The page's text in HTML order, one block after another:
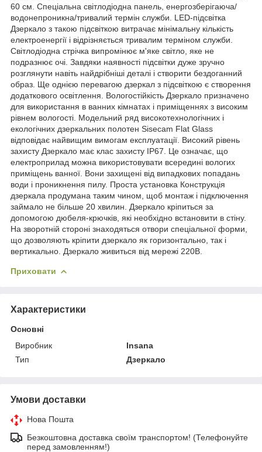
60 см. Спеціальна світлодіодна панель, енергозберігаюча/
водонепроникна/тривалий термін служби. LED-підсвітка
Дзеркало з такою підсвіткою витрачає мінімальну кількість
електроенергії і відрізняється тривалим терміном служби.
Світлодіодна стрічка випромінює м'яке світло, яке не
подразнює очі. Завдяки наявності підсвітки дуже зручно
розглянути навіть найдрібніші деталі і створити бездоганний
образ. Ще однією перевагою дзеркал з підсвіткою є створення
додаткового освітлення. Вологостійкість Дзеркало призначено
для використання в ванних кімнатах і приміщеннях з високим
рівнем вологості. Модельний ряд високотехнологічних і
екологічних дзеркальних полотен Sisecam Flat Glass
відповідає найвищим вимогам експлуатації. Високий рівень
захисту Дзеркало має клас захисту IP67. Це означає, що
електроприлад можна використовувати всередині вологих
приміщень ванної. Вони захищені від випадкових попадань
води і проникнення пилу. Проста установка Конструкція
дзеркала продумана таким чином, щоб монтаж і підключення
займало не більше 20 хвилин. Дзеркало кріпиться за
допомогою дюбеля-крючків, які необхідно встановити в стіну.
На зворотній стороні знаходяться отвори спеціальної форми,
що дозволяють кріпити дзеркало як горизонтально, так і
вертикально. Дзеркало живиться від мережі 220В.
Приховати
Характеристики
Основні
Виробник
Insana
Тип
Дзеркало
Умови доставки
Нова Пошта
Безкоштовна доставка своїм транспортом! (Телефонуйте
перед замовленням!)